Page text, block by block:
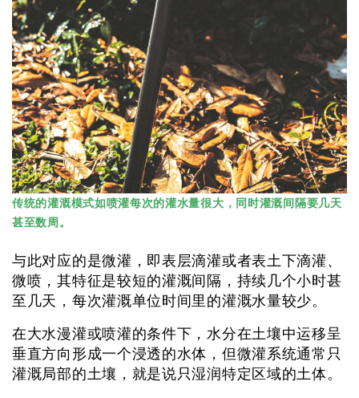
传统的灌溉模式如喷灌每次的灌水量很大，同时灌溉间隔要几天
甚至数周。
与此对应的是微灌，即表层滴灌或者表土下滴灌、
微喷，其特征是较短的灌溉间隔，持续几个小时甚
至几天，每次灌溉单位时间里的灌溉水量较少。
在大水漫灌或喷灌的条件下，水分在土壤中运移呈
垂直方向形成一个浸透的水体，但微灌系统通常只
灌溉局部的土壤，就是说只湿润特定区域的土体。